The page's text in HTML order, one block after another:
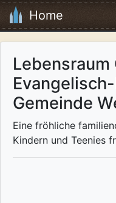
Home
Gemeinde
Eine fröhliche
Kindern und Teenies